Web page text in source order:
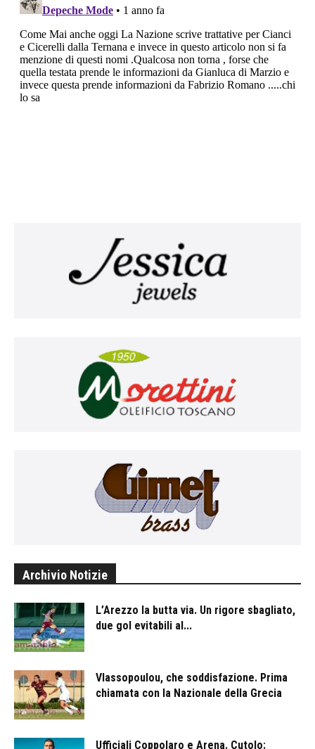
Archivio Notizie
L’Arezzo la butta via. Un rigore sbagliato,
due gol evitabili al...
Vlassopoulou, che soddisfazione. Prima
chiamata con la Nazionale della Grecia
Ufficiali Coppolaro e Arena. Cutolo: